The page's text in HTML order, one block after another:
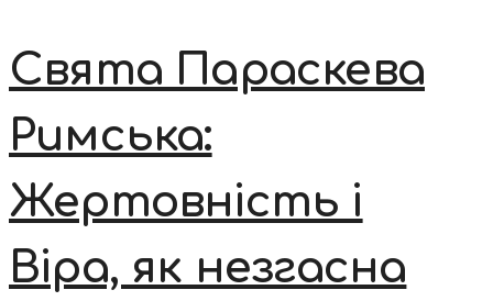
Свята Параскева
Римська:
Жертовність і
Віра, як незгасна